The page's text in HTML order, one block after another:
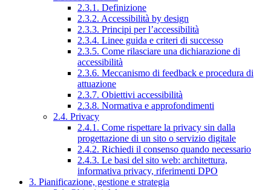
2.3.1. Definizione
2.3.2. Accessibilità by design
2.3.3. Principi per l’accessibilità
2.3.4. Linee guida e criteri di successo
2.3.5. Come rilasciare una dichiarazione di
accessibilità
2.3.6. Meccanismo di feedback e procedura di
attuazione
2.3.7. Obiettivi accessibilità
2.3.8. Normativa e approfondimenti
2.4. Privacy
2.4.1. Come rispettare la privacy sin dalla
progettazione di un sito o servizio digitale
2.4.2. Richiedi il consenso quando necessario
2.4.3. Le basi del sito web: architettura,
informativa privacy, riferimenti DPO
3. Pianificazione, gestione e strategia